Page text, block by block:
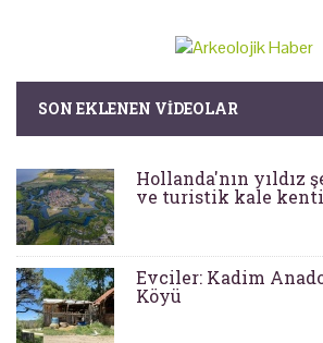
SON EKLENEN VIDEOLAR
Hollanda'nın
ve turistik kale kenti
Evciler: Kadim
Köyü